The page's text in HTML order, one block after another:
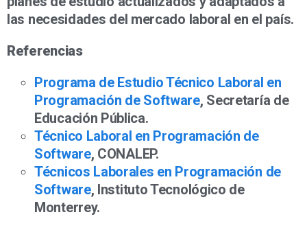
las necesidades del mercado laboral en el país.
Referencias
Programa de Estudio Técnico Laboral en
Programación de Software, Secretaría de
Educación Pública.
Técnico Laboral en Programación de
Software, CONALEP.
Técnicos Laborales en Programación de
Software, Instituto Tecnológico de
Monterrey.